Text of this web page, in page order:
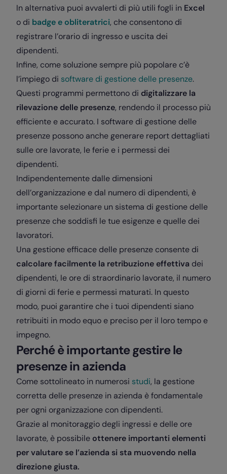
In alternativa puoi avvalerti di più utili fogli in Excel
o di badge e obliteratrici, che consentono di
registrare l’orario di ingresso e uscita dei
dipendenti.
Infine, come soluzione sempre più popolare c’è
l’impiego di software di gestione delle presenze.
Questi programmi permettono di digitalizzare la
rilevazione delle presenze, rendendo il processo più
efficiente e accurato. I software di gestione delle
presenze possono anche generare report dettagliati
sulle ore lavorate, le ferie e i permessi dei
dipendenti.
Indipendentemente dalle dimensioni
dell’organizzazione e dal numero di dipendenti, è
importante selezionare un sistema di gestione delle
presenze che soddisfi le tue esigenze e quelle dei
lavoratori.
Una gestione efficace delle presenze consente di
calcolare facilmente la retribuzione effettiva dei
dipendenti, le ore di straordinario lavorate, il numero
di giorni di ferie e permessi maturati. In questo
modo, puoi garantire che i tuoi dipendenti siano
retribuiti in modo equo e preciso per il loro tempo e
impegno.
Perché è importante gestire le
presenze in azienda
Come sottolineato in numerosi studi, la gestione
corretta delle presenze in azienda è fondamentale
per ogni organizzazione con dipendenti.
Grazie al monitoraggio degli ingressi e delle ore
lavorate, è possibile ottenere importanti elementi
per valutare se l’azienda si sta muovendo nella
direzione giusta.